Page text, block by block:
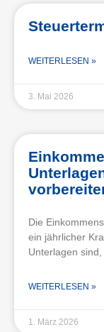
WEITERLESEN »
3. Mai 2026
Die
ein jährlicher
Unterlagen
WEITERLESEN »
1. März 2026